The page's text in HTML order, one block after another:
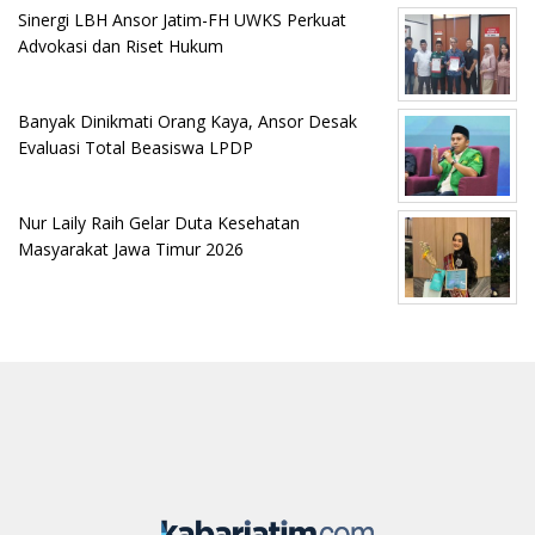
Sinergi LBH Ansor Jatim-FH UWKS Perkuat
Advokasi dan Riset Hukum
Banyak Dinikmati Orang Kaya, Ansor Desak
Evaluasi Total Beasiswa LPDP
Nur Laily Raih Gelar Duta Kesehatan
Masyarakat Jawa Timur 2026